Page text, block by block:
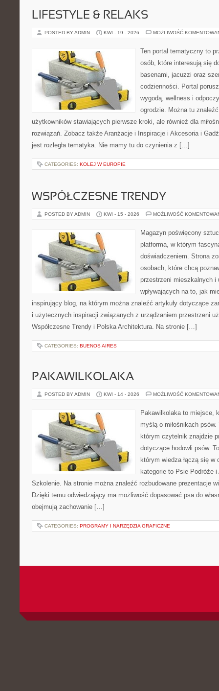
LIFESTYLE & RELAKS
POSTED BY ADMIN KWI - 19 - 2026 MOŻLIWOŚĆ
Ten portal tematyczny to
osób, które interesują się
basenami, jacuzzi oraz
codzienności. Portal
wygodą, wellness i
ogrodzie. Można tu
użytkowników stawiających pierwsze kroki, ale również dla
rozwiązań. Zobacz także Aranżacje i Inspiracje i Akcesoria i
jest rozległa tematyka. Nie mamy tu do czynienia z […]
CATEGORIES: KOLEJ W EUROPIE
WSPÓŁCZESNE TRENDY
POSTED BY ADMIN KWI - 15 - 2026 MOŻLIWOŚĆ
Magazyn poświęcony
platforma, w którym
doświadczeniem. Strona
osobach, które chcą
przestrzeni mieszkalnych i
wpływających na to, jak
inspirujący blog, na którym można znaleźć artykuły dotyczące
i użytecznych inspiracji związanych z urządzaniem przestrzeni
Współczesne Trendy i Polska Architektura. Na stronie […]
CATEGORIES: BUENOS AIRES
PAKAWILKOLAKA
POSTED BY ADMIN KWI - 14 - 2026 MOŻLIWOŚĆ
Pakawilkolaka to miejsce,
myślą o miłośnikach
którym czytelnik znajdzie
dotyczące hodowli psów.
którym wiedza łączą się
kategorie to Psie Podróże
Szkolenie. Na stronie można znaleźć rozbudowane prezentacje
Dzięki temu odwiedzający ma możliwość dopasować psa do
obejmują zachowanie […]
CATEGORIES: PROGRAMY I NARZĘDZIA GRAFICZNE